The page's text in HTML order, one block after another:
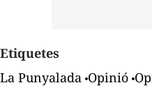
Etiquetes
La Punyalada Opinió